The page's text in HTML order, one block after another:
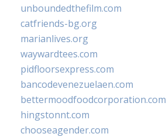
unboundedthefilm.com
catfriends-bg.org
marianlives.org
waywardtees.com
pidfloorsexpress.com
bancodevenezuelaen.com
bettermoodfoodcorporation.com
hingstonnt.com
chooseagender.com